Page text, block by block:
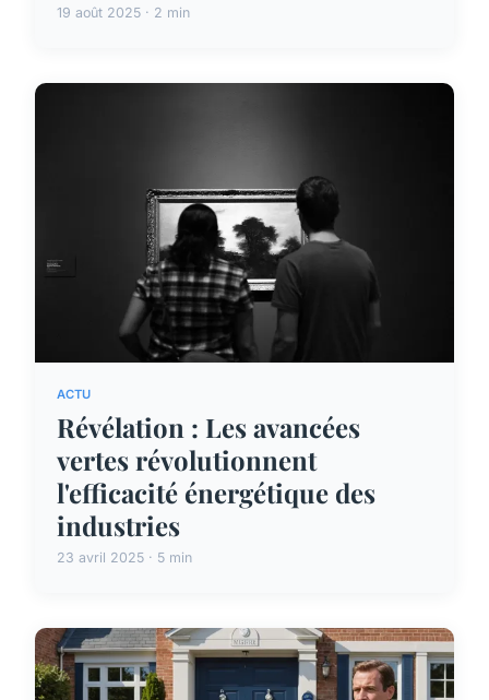
19 août 2025 · 2 min
ACTU
Révélation : Les avancées
vertes révolutionnent
l'efficacité énergétique des
industries
23 avril 2025 · 5 min